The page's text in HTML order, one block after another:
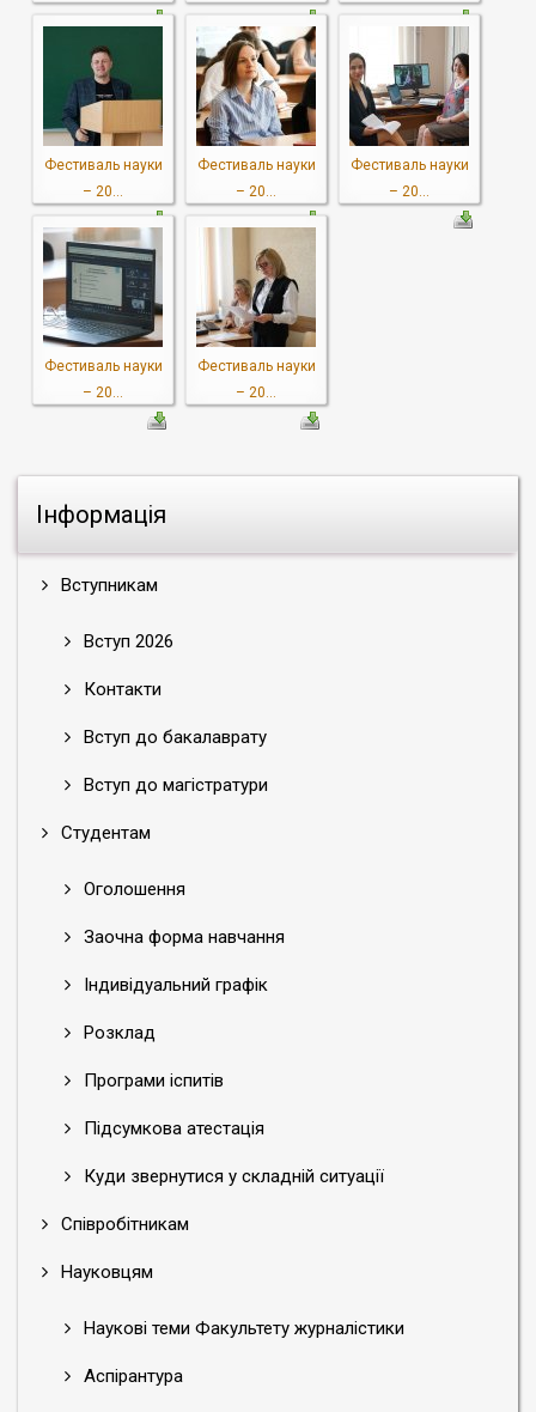
Інформація
Вступникам
Вступ 2026
Контакти
Вступ до бакалаврату
Вступ до магістратури
Студентам
Оголошення
Заочна форма навчання
Індивідуальний графік
Розклад
Програми іспитів
Підсумкова атестація
Куди звернутися у складній ситуації
Співробітникам
Науковцям
Наукові теми Факультету журналістики
Аспірантура
Фестиваль науки
– 20...
Фестиваль науки
– 20...
Фестиваль науки
– 20...
Фестиваль науки
– 20...
Фестиваль науки
– 20...